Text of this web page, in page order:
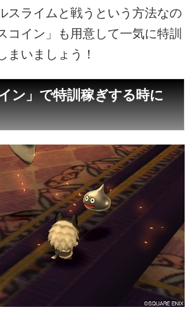
スライムと戦うという方法なの
コイン」も用意して一気に特訓
まいましょう！
ン」で特訓稼ぎする時に